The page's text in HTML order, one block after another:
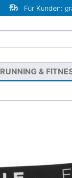
Für Kunden:
RUNNING &